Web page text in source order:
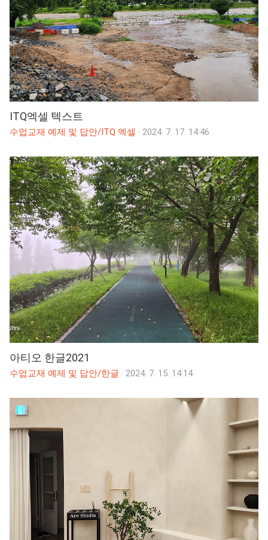
ITQ엑셀 텍스트
수업교재 예제 및 답안/ITQ 엑셀 · 2024. 7. 17. 14:46
아티오 한글2021
수업교재 예제 및 답안/한글 · 2024. 7. 15. 14:14